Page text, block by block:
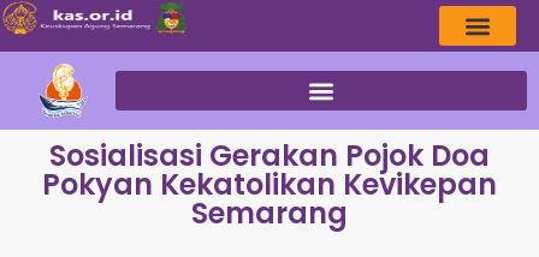
Sosialisasi Gerakan Pojok Doa
Pokyan Kekatolikan Kevikepan
Semarang